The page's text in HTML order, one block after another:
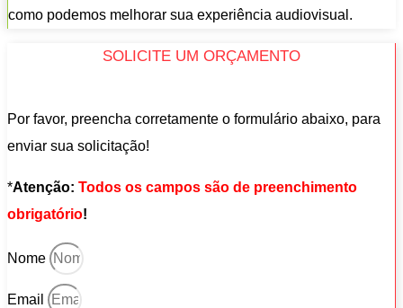
como podemos melhorar sua experiência audiovisual.
SOLICITE UM ORÇAMENTO
Por favor, preencha corretamente o formulário abaixo, para
enviar sua solicitação!
*Atenção: Todos os campos são de preenchimento
obrigatório!
Nome
Email